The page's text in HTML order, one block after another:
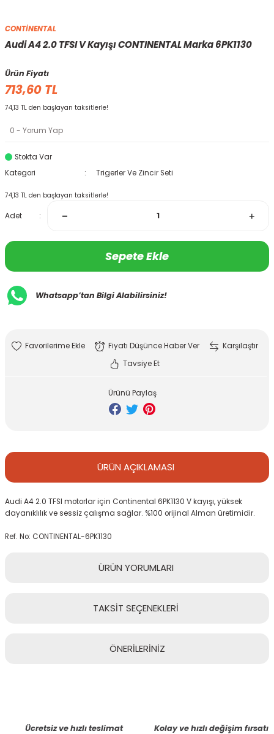
CONTİNENTAL
Audi A4 2.0 TFSI V Kayışı CONTINENTAL Marka 6PK1130
Ürün Fiyatı
713,60 TL
74,13 TL den başlayan taksitlerle!
0 - Yorum Yap
Stokta Var
Kategori
Trigerler Ve Zincir Seti
74,13 TL den başlayan taksitlerle!
Adet
Sepete Ekle
Whatsapp’tan Bilgi Alabilirsiniz!
Fiyatı Düşünce Haber Ver
Karşılaştır
Tavsiye Et
Ürünü Paylaş
ÜRÜN AÇIKLAMASI
Audi A4 2.0 TFSI motorlar için Continental 6PK1130 V kayışı, yüksek
dayanıklılık ve sessiz çalışma sağlar. %100 orijinal Alman üretimidir.
Ref. No: CONTINENTAL-6PK1130
ÜRÜN YORUMLARI
TAKSİT SEÇENEKLERİ
ÖNERİLERİNİZ
Ücretsiz ve hızlı teslimat Kolay ve hızlı değişim fırsatı